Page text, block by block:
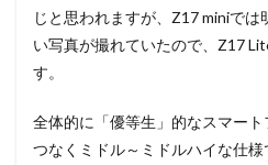
じと思われますが、Z17 miniで
い写真が撮れていたので、Z17
す。
全体的に「優等生」的なスマー
つなくミドル～ミドルハイな仕